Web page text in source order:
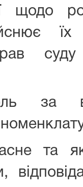
щодо
їх
за
та